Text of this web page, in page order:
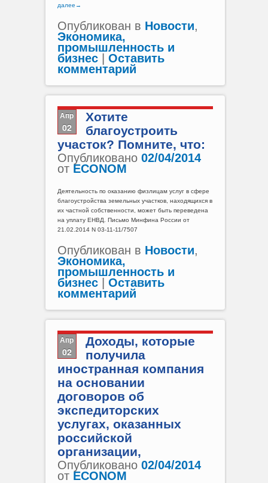
далее →
Опубликован в Новости,
Экономика,
промышленность и
бизнес
Оставить
комментарий
Апр
02
Хотите
благоустроить
участок? Помните, что:
Опубликовано 02/04/2014
от ECONOM
Деятельность по оказанию физлицам услуг в сфере
благоустройства земельных участков, находящихся в
их частной собственности, может быть переведена
на уплату ЕНВД. Письмо Минфина России от
21.02.2014 N 03-11-11/7507
Опубликован в Новости,
Экономика,
промышленность и
бизнес
Оставить
комментарий
Апр
02
Доходы, которые
получила
иностранная компания
на основании
договоров об
экспедиторских
услугах, оказанных
российской
организации,
Опубликовано 02/04/2014
от ECONOM